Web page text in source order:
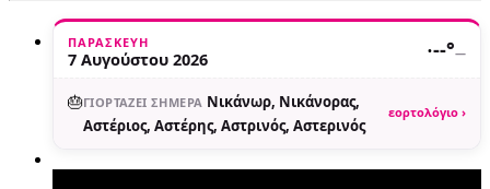
ΠΑΡΑΣΚΕΥΉ
7 Αυγούστου 2026 ·--°—
🎂ΓΙΟΡΤΆΖΕΙ ΣΉΜΕΡΑ Νικάνωρ, Νικάνορας,
Αστέριος, Αστέρης, Αστρινός, Αστερινός
εορτολόγιο ›